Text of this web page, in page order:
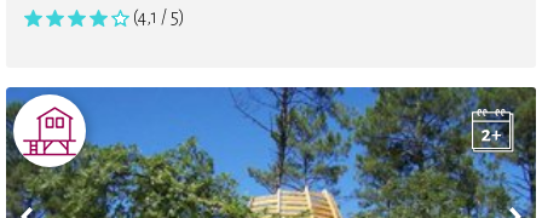
(4,1 / 5)